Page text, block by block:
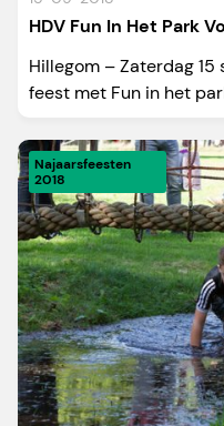
HDV Fun In Het Park
Hillegom – Zaterdag
feest met Fun in het
Najaarsfeesten
2018